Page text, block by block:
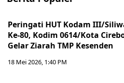
Peringati HUT Kodam III/
Ke-80, Kodim 0614/Kota
Gelar Ziarah TMP Kesenden
18 Mei 2026, 1:40 PM